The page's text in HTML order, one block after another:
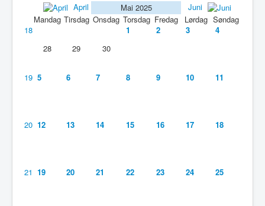
Leksehjelpen
Hjelpekorps
Besøkstjenesten
April
Mai 2025
Juni
Mandag Tirsdag Onsdag Torsdag Fredag Lørdag Søndag
18
28
29 30
1 2 3 4
19 5 6 7 8 9 10 11
20 12 13 14 15 16 17 18
21 19 20 21 22 23 24 25